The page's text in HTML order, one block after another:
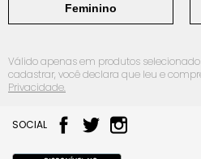
Feminino
Válido apenas em produtos
cadastrar, você declara que leu e
Privacidade.
SOCIAL